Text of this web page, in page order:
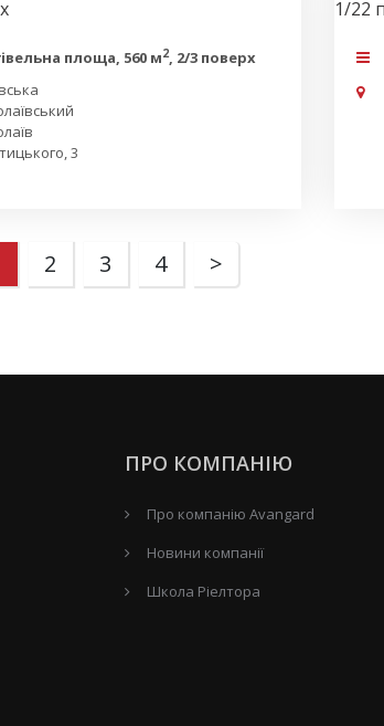
площа, 560 м2, 2/3 поверх
3
2 3 4 >
ПРО КОМПАНІЮ
Про компанію Avangard
Новини компанії
Школа Ріелтора